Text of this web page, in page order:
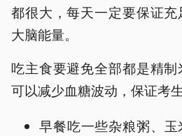
都很大，每天一定要保证
大脑能量。
吃主食要避免全部都是精
可以减少血糖波动，保证考生
早餐吃一些杂粮粥、